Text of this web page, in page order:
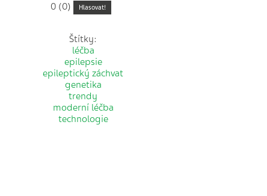
0 (0) Hlasovat!
Štítky:
léčba
epilepsie
epileptický záchvat
genetika
trendy
moderní léčba
technologie